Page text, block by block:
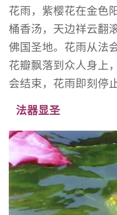
花雨，紫樱花在金色
桶香汤，天边祥云翻
佛国圣地。花雨从法
花瓣飘落到众人身上
会结束，花雨即刻停
法器显圣